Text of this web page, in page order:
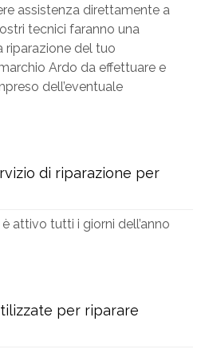
assistenza direttamente a
tecnici faranno una
riparazione del tuo
Ardo da effettuare e
dell’eventuale
di riparazione per
attivo tutti i giorni dell’anno
per riparare